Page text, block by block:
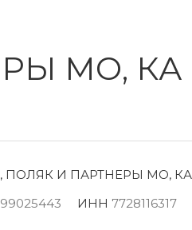
МО, КА
ПОЛЯК И ПАРТНЕРЫ МО, КА
ИНН 7728116317